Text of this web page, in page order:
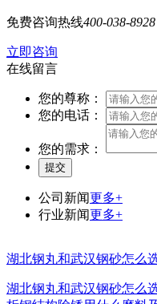
免费咨询热线400-038-8928
立即咨询
在线留言
您的尊称：
您的电话：
您的需求：
公司新闻更多+
行业新闻更多+
湖北钢丸和武汉钢砂怎么
湖北钢丸和武汉钢砂怎么